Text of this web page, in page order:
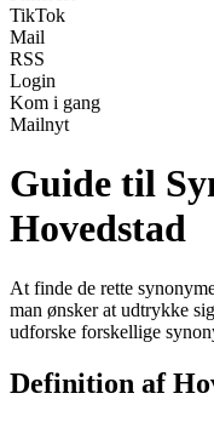
TikTok
Mail
RSS
Login
Kom i gang
Mailnyt
Guide til
Hovedstad
At finde de rette
man ønsker at udtrykke
udforske forskellige
Definition af